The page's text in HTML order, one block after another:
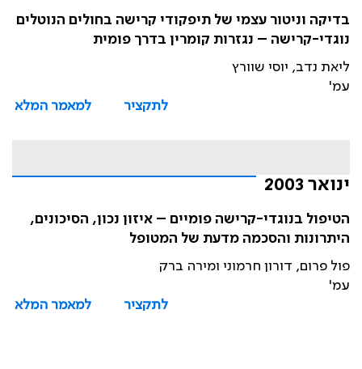
בדיקה וניטור עצמי של תיפקודי קרישה בחולים הנוטלים
נוגדי-קרישה – נגזרות קומרין בדרך פומית
ליאת נדב, יוסי שוורץ
עמ'
לתקציר
למאמר המלא
ינואר 2003
הטיפול בנוגדי-קרישה פומיים – איזון נכון, הסיכונים,
היתרונות והסכמה מדעת של המטופל
פול פרום, דורון חרמוני ומירה ברק
עמ'
לתקציר
למאמר המלא